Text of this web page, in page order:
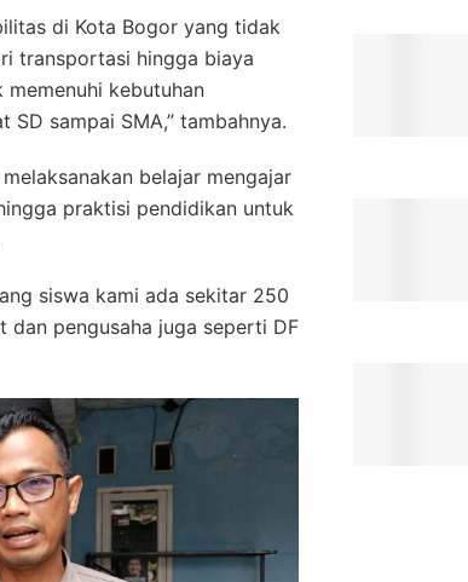
di Kota Bogor yang tidak
transportasi hingga biaya
memenuhi kebutuhan
sampai SMA,” tambahnya.
belajar mengajar
praktisi pendidikan untuk
siswa kami ada sekitar 250
dan pengusaha juga seperti DF